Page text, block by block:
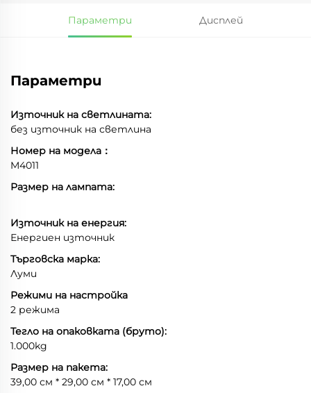
Параметри Дисплей
Параметри
Източник на светлината:
без източник на светлина
Номер на модела：
M4011
Размер на лампата:
Източник на енергия:
Енергиен източник
Търговска марка:
Луми
Режими на настройка
2 режима
Тегло на опаковката (бруто):
1.000kg
Размер на пакета:
39,00 см * 29,00 см * 17,00 см